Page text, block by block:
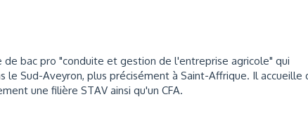
de bac pro "conduite et gestion de l'entreprise agricole" qui
Sud-Aveyron, plus précisément à Saint-Affrique. Il accueille
une filière STAV ainsi qu'un CFA.